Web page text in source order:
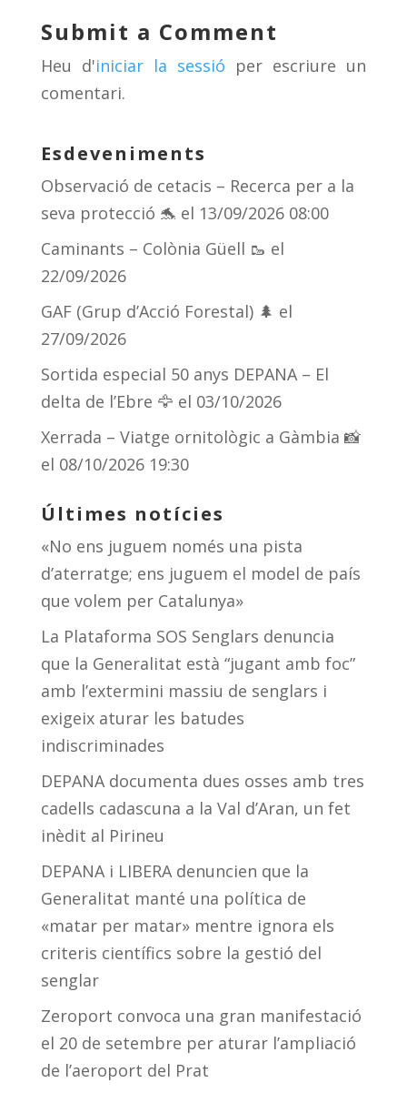
y d
s
a
m
ar
te
ix
Submit a Comment
Heu d'iniciar la sessió per escriure un
comentari.
Esdeveniments
Observació de cetacis – Recerca per a la
seva protecció 🐬 el 13/09/2026 08:00
Caminants – Colònia Güell 🥾 el
22/09/2026
GAF (Grup d’Acció Forestal) 🌲 el
27/09/2026
Sortida especial 50 anys DEPANA – El
delta de l’Ebre 🦅 el 03/10/2026
Xerrada – Viatge ornitològic a Gàmbia 📸
el 08/10/2026 19:30
Últimes notícies
«No ens juguem només una pista
d’aterratge; ens juguem el model de país
que volem per Catalunya»
La Plataforma SOS Senglars denuncia
que la Generalitat està “jugant amb foc”
amb l’extermini massiu de senglars i
exigeix aturar les batudes
indiscriminades
DEPANA documenta dues osses amb tres
cadells cadascuna a la Val d’Aran, un fet
inèdit al Pirineu
DEPANA i LIBERA denuncien que la
Generalitat manté una política de
«matar per matar» mentre ignora els
criteris científics sobre la gestió del
senglar
Zeroport convoca una gran manifestació
el 20 de setembre per aturar l’ampliació
de l’aeroport del Prat